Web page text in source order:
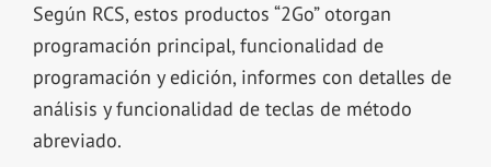
Según RCS, estos productos “2Go” otorgan
programación principal, funcionalidad de
programación y edición, informes con detalles de
análisis y funcionalidad de teclas de método
abreviado.